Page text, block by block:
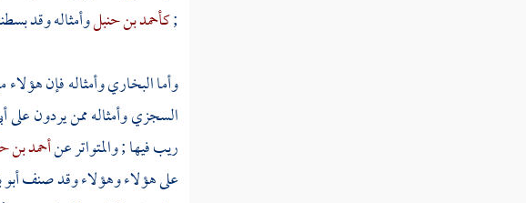
;كأحمد بن حنبلوأمثاله وقد
وأماالبخاريوأمثاله فإن
السجزيوأمثاله ممن يردون على
ريب فيها ; والمتواتر عنأحمد بن
على هؤلاء وهؤلاء وقد صنف